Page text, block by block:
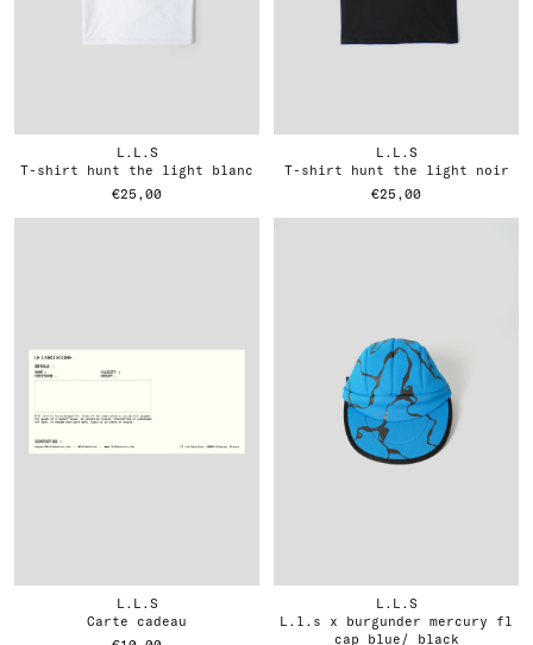
L.L.S
t-shirt hunt the light blanc
€25,00
L.L.S
t-shirt hunt the light noir
€25,00
L.L.S
carte cadeau
L.L.S
l.l.s x burgunder mercury fl
cap blue/ black